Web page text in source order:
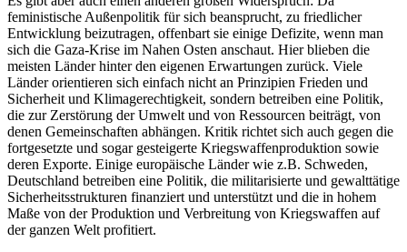
feministische Außenpolitik für sich beansprucht, zu friedlicher
Entwicklung beizutragen, offenbart sie einige Defizite, wenn man
sich die Gaza-Krise im Nahen Osten anschaut. Hier blieben die
meisten Länder hinter den eigenen Erwartungen zurück. Viele
Länder orientieren sich einfach nicht an Prinzipien Frieden und
Sicherheit und Klimagerechtigkeit, sondern betreiben eine Politik,
die zur Zerstörung der Umwelt und von Ressourcen beiträgt, von
denen Gemeinschaften abhängen. Kritik richtet sich auch gegen die
fortgesetzte und sogar gesteigerte Kriegswaffenproduktion sowie
deren Exporte. Einige europäische Länder wie z.B. Schweden,
Deutschland betreiben eine Politik, die militarisierte und gewalttätige
Sicherheitsstrukturen finanziert und unterstützt und die in hohem
Maße von der Produktion und Verbreitung von Kriegswaffen auf
der ganzen Welt profitiert.